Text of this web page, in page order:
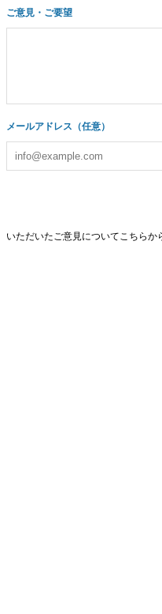
ご意見・ご要望
メールアドレス（任意）
いただいたご意見についてこちら